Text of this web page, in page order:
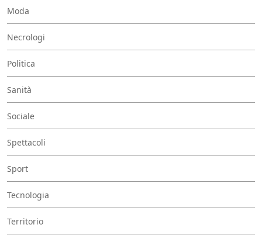
Moda
Necrologi
Politica
Sanità
Sociale
Spettacoli
Sport
Tecnologia
Territorio